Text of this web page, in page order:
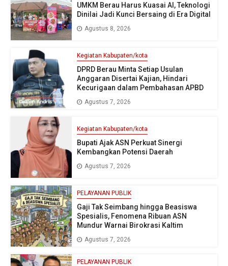
UMKM Berau Harus Kuasai AI, Teknologi
Dinilai Jadi Kunci Bersaing di Era Digital
Agustus 8, 2026
Kegiatan Kabupaten/kota
DPRD Berau Minta Setiap Usulan
Anggaran Disertai Kajian, Hindari
Kecurigaan dalam Pembahasan APBD
Agustus 7, 2026
Kegiatan Kabupaten/kota
Bupati Ajak ASN Perkuat Sinergi
Kembangkan Potensi Daerah
Agustus 7, 2026
PELAYANAN PUBLIK
Gaji Tak Seimbang hingga Beasiswa
Spesialis, Fenomena Ribuan ASN
Mundur Warnai Birokrasi Kaltim
Agustus 7, 2026
PELAYANAN PUBLIK